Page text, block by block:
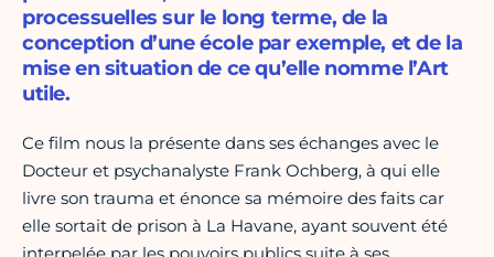
processuelles sur le long terme, de la
conception d’une école par exemple, et de la
mise en situation de ce qu’elle nomme l’Art
utile.
Ce film nous la présente dans ses échanges avec le
Docteur et psychanalyste Frank Ochberg, à qui elle
livre son trauma et énonce sa mémoire des faits car
elle sortait de prison à La Havane, ayant souvent été